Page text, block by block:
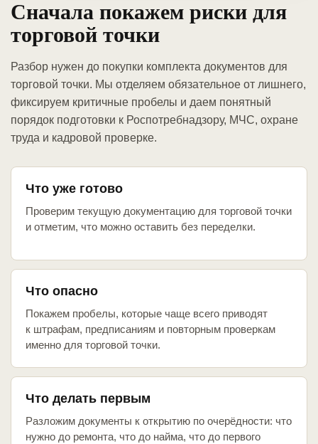
Сначала покажем риски для
торговой точки
Разбор нужен до покупки комплекта документов для
торговой точки. Мы отделяем обязательное от лишнего,
фиксируем критичные пробелы и даем понятный
порядок подготовки к Роспотребнадзору, МЧС, охране
труда и кадровой проверке.
Что уже готово
Проверим текущую документацию для торговой точки
и отметим, что можно оставить без переделки.
Что опасно
Покажем пробелы, которые чаще всего приводят
к штрафам, предписаниям и повторным проверкам
именно для торговой точки.
Что делать первым
Разложим документы к открытию по очерёдности: что
нужно до ремонта, что до найма, что до первого